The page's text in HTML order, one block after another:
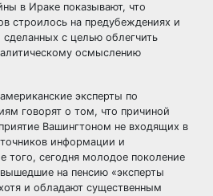
в Ираке показывают, что
строилось на предубеждениях и
с целью облегчить
осмыслению
эксперты по
говорят о том, что причиной
Вашингтоном не входящих в
информации и
того, сегодня молодое поколение
на пенсию «эксперты
и обладают существенным